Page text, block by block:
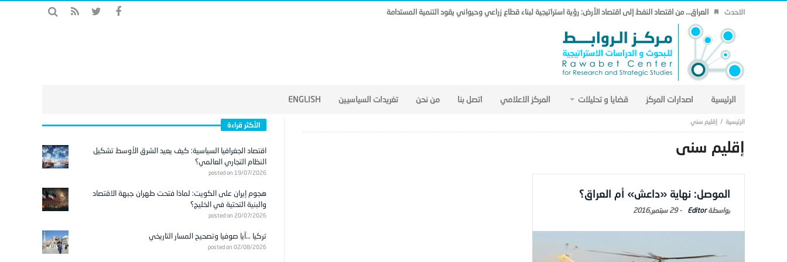
الاحدث العراق… من اقتصاد النفط إلى اقتصاد الأرض: رؤية استراتيجية لبناء قطاع زراعي وحيواني يقود التنمية المستدامة
الرئيسية اصدارات المركز قضايا و تحليلات المركز الاعلامي اتصل بنا من نحن تغريدات السياسيين ENGLISH
إقليم سني
إقليم سني
الموصل: نهاية «داعش» أم العراق؟
Editor
-29 سبتمبر,2016
الأكثر قراءة
اقتصاد الجغرافيا السياسية: كيف يعيد الشرق الأوسط تشكيل
النظام التجاري العالمي؟
posted on 19/07/2026
هجوم إيران على الكويت: لماذا فتحت طهران جبهة الاقتصاد
والبنية التحتية في الخليج؟
posted on 20/07/2026
تركيا …آيا صوفيا وتصحيح المسار التاريخي
posted on 02/08/2026